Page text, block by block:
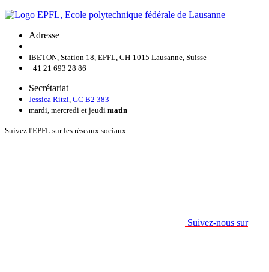
Adresse
IBETON, Station 18, EPFL, CH-1015 Lausanne, Suisse
+41 21 693 28 86
Secrétariat
Jessica Ritzi GC B2 383
mardi, mercredi et jeudi matin
Suivez l'EPFL sur les réseaux sociaux
Suivez-nous sur